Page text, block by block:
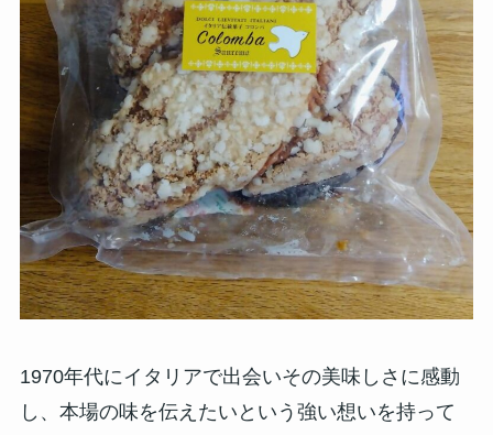
1970年代にイタリアで出会いその美味しさに感動
し、本場の味を伝えたいという強い想いを持って